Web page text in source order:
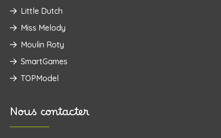
Little Dutch
Miss Melody
Moulin Roty
SmartGames
TOPModel
Nous contacter